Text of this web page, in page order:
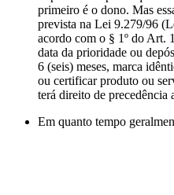
primeiro é o dono. Mas
prevista na Lei 9.279/96
acordo com o § 1º do Art.
data da prioridade ou
6 (seis) meses, marca
ou certificar produto ou
terá direito de precedência
Em quanto tempo